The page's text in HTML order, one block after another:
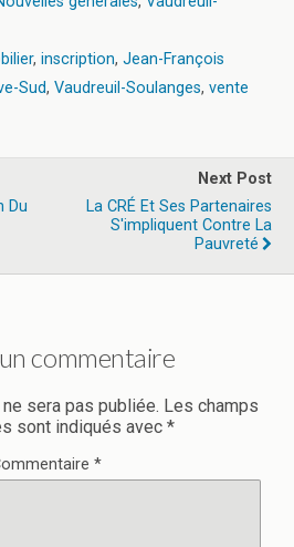
, inscription, Jean-François
Sud, Vaudreuil-Soulanges, vente
Du
Next Post
La CRÉ Et Ses Partenaires
S'impliquent Contre La
Pauvreté
commentaire
sera pas publiée. Les champs
sont indiqués avec *
*